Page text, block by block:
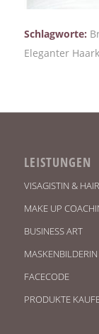
Schlagworte:
Eleganter
LEISTUNGEN
VISAGISTIN &
MAKE UP
BUSINESS ART
FACECODE
PRODUKTE